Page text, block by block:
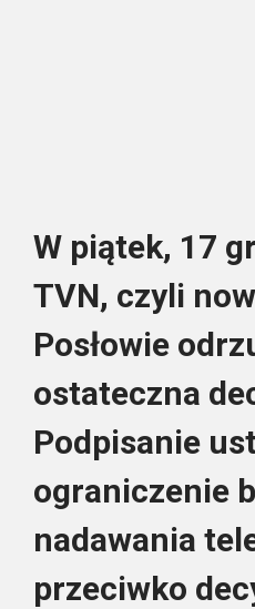
W piątek, 17
TVN, czyli
Posłowie
ostateczna
Podpisanie
ograniczenie
nadawania
przeciwko